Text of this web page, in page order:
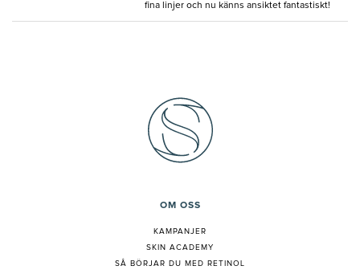
fina linjer och nu känns ansiktet fantastiskt!
OM OSS
KAMPANJER
SKIN ACADEMY
SÅ BÖRJAR DU MED RETINOL